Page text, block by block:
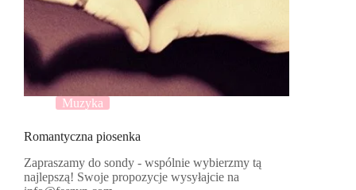
Muzyka
Romantyczna piosenka
Zapraszamy do sondy - wspólnie wybierzmy tą
najlepszą! Swoje propozycje wysyłajcie na